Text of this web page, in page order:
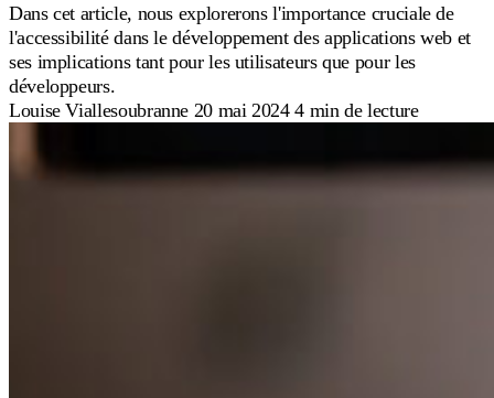
Dans cet article, nous explorerons l'importance cruciale de
l'accessibilité dans le développement des applications web et
ses implications tant pour les utilisateurs que pour les
développeurs.
Louise Viallesoubranne 20 mai 20244 min de lecture